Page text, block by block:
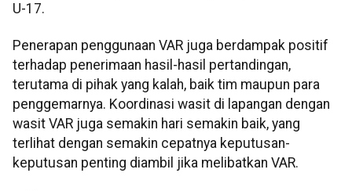
U-17.
Penerapan penggunaan VAR juga berdampak positif
terhadap penerimaan hasil-hasil pertandingan,
terutama di pihak yang kalah, baik tim maupun para
penggemarnya. Koordinasi wasit di lapangan dengan
wasit VAR juga semakin hari semakin baik, yang
terlihat dengan semakin cepatnya keputusan-
keputusan penting diambil jika melibatkan VAR.